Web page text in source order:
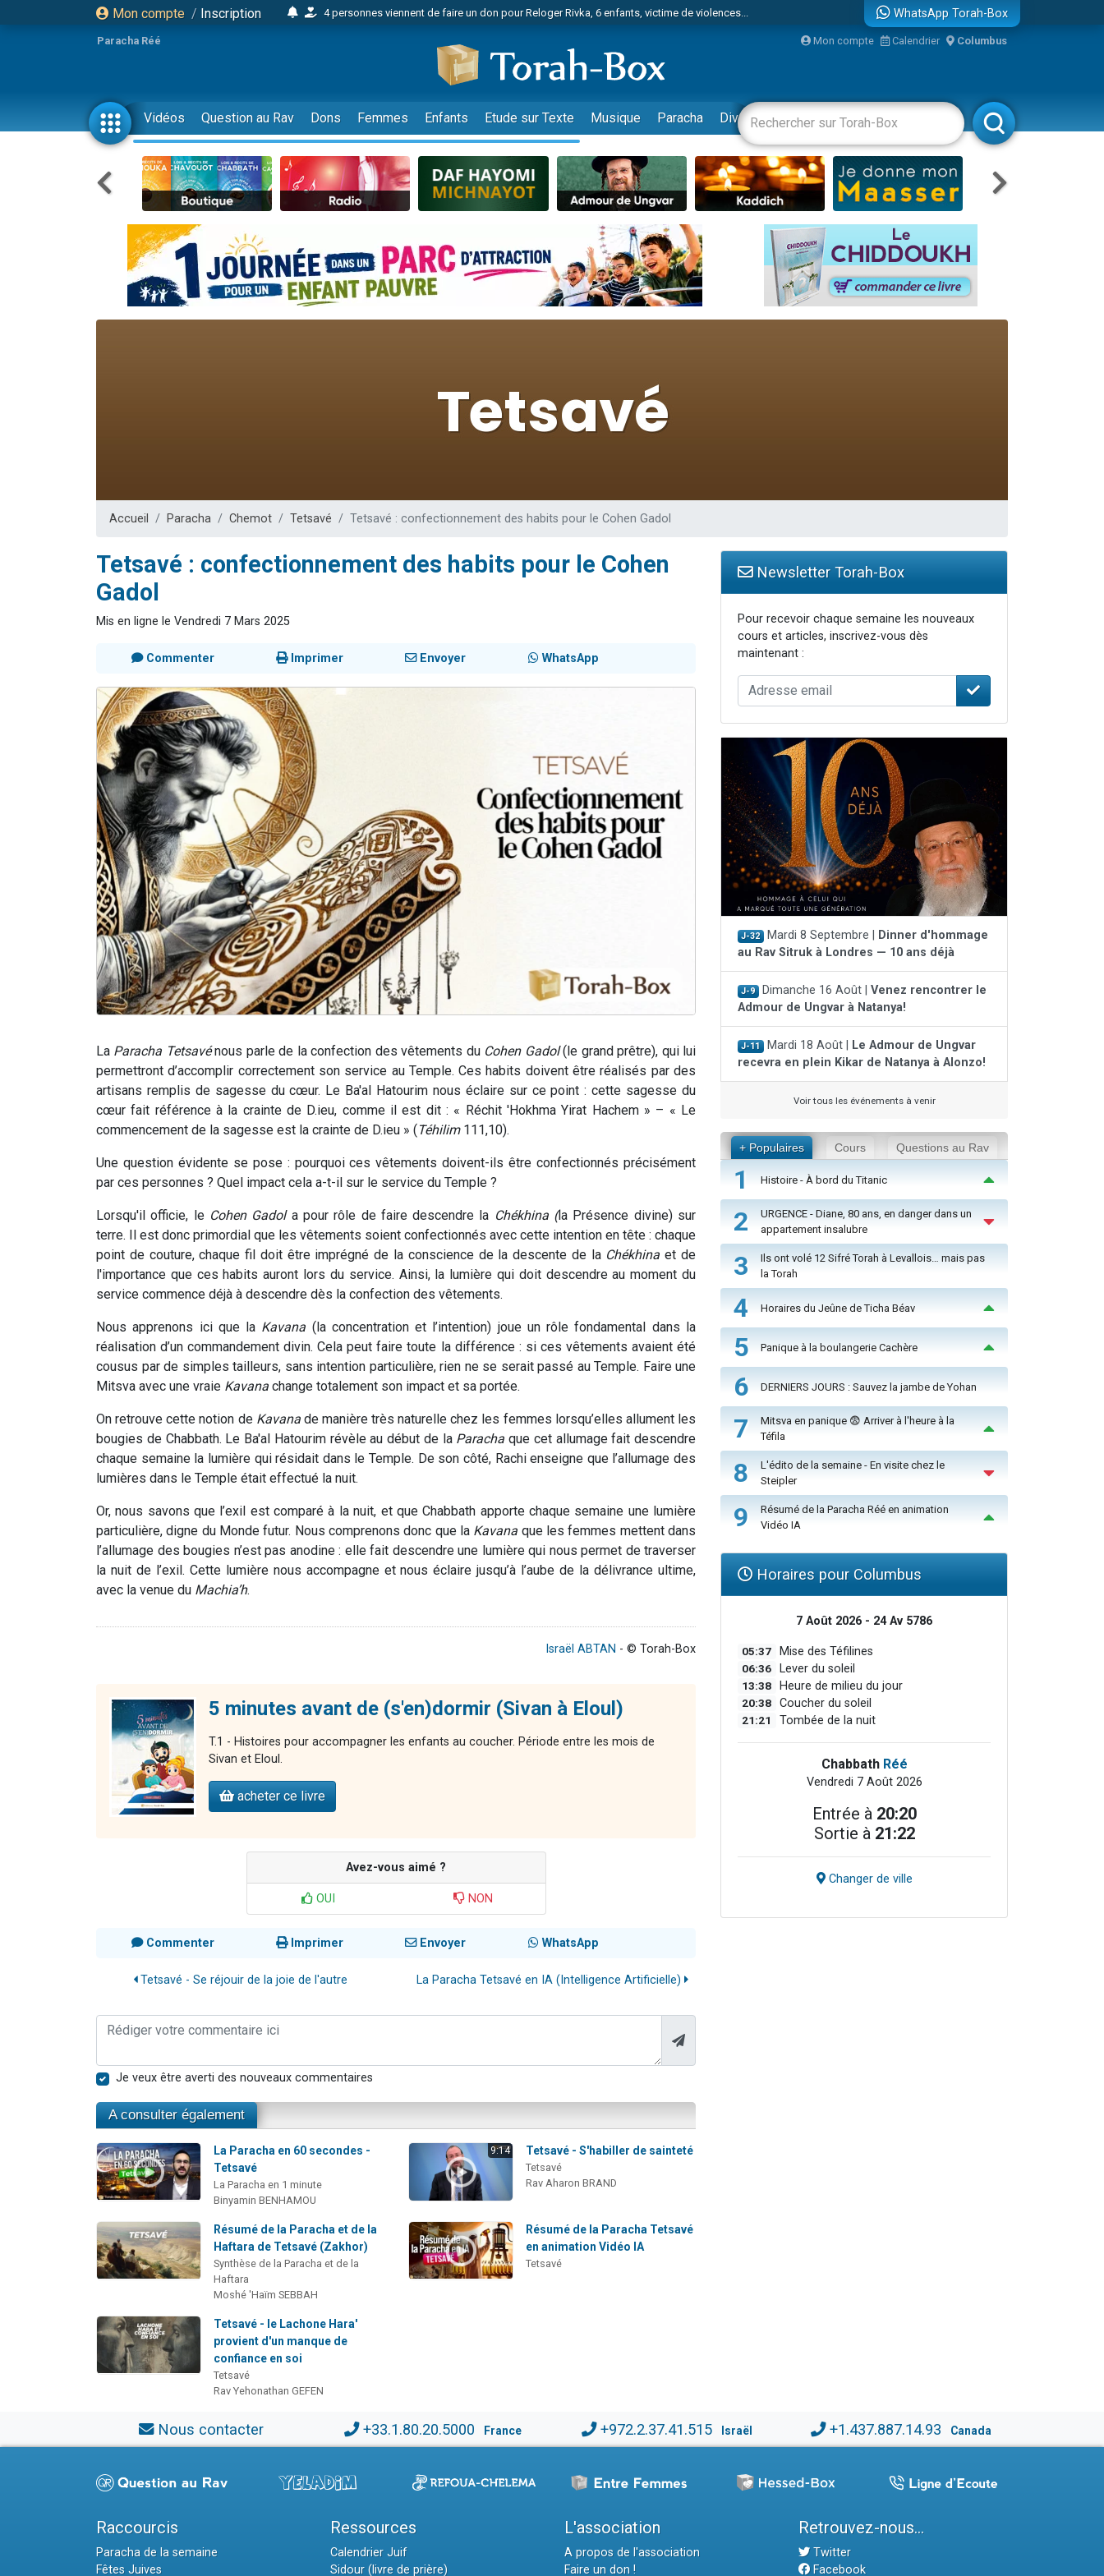
Mon compte / Inscription
4 personnes viennent de faire un don pour Reloger Rivka, 6 enfants, victime de violences...
17 personnes viennent de demander une bénédiction
4 personnes viennent de nous rejoindre sur WhatsApp
Il reste 49 places pour étudier en groupe sur Zoom
23 personnes viennent de faire un don pour Diane, 80 ans, dans un appartement insalubre
Eva vient de donner son Maasser
4 personnes viennent de nous rejoindre sur WhatsApp
3 personnes viennent de nous rejoindre sur WhatsApp
3 personnes viennent de faire un don pour 5 jours de vacances aux Orphelins
Odaya vient de donner son Maasser
2 personnes viennent de nous rejoindre sur WhatsApp
13 personnes viennent de demander une bénédiction
3 personnes viennent de nous rejoindre sur WhatsApp
2 personnes viennent de nous rejoindre sur WhatsApp
WhatsApp Torah-Box
Paracha Réé Mon compte Calendrier Columbus
Vidéos Question au Rav Dons Femmes Enfants Etude sur Texte Musique Paracha Divertissements Livres Rabbanim
Accueil Paracha Chemot Tetsavé Tetsavé : confectionnement des habits pour le Cohen Gadol
Tetsavé : confectionnement des habits pour le Cohen
Gadol
Mis en ligne le Vendredi 7 Mars 2025
Commenter Imprimer Envoyer WhatsApp
La Paracha Tetsavénous parle de la confection des vêtements duCohen Gadol(le grand prêtre), qui lui
permettront d’accomplir correctement son service au Temple. Ces habits doivent être réalisés par des
artisans remplis de sagesse du cœur. Le Ba'al Hatourim nous éclaire sur ce point : cette sagesse du
cœur fait référence à la crainte de D.ieu, comme il est dit : « Réchit 'Hokhma Yirat Hachem » – « Le
commencement de la sagesse est la crainte de D.ieu » ( Téhilim111,10).
Une question évidente se pose : pourquoi ces vêtements doivent-ils être confectionnés précisément
par ces personnes ? Quel impact cela a-t-il sur le service du Temple ?
Lorsqu'il officie, leCohen Gadola pour rôle de faire descendre la Chékhina (la Présence divine) sur
terre. Il est donc primordial que les vêtements soient confectionnés avec cette intention en tête : chaque
point de couture, chaque fil doit être imprégné de la conscience de la descente de la Chékhina et de
l'importance que ces habits auront lors du service. Ainsi, la lumière qui doit descendre au moment du
service commence déjà à descendre dès la confection des vêtements.
Nous apprenons ici que la Kavana (la concentration et l’intention) joue un rôle fondamental dans la
réalisation d’un commandement divin. Cela peut faire toute la différence : si ces vêtements avaient été
cousus par de simples tailleurs, sans intention particulière, rien ne se serait passé au Temple. Faire une
Mitsva avec une vraie Kavana change totalement son impact et sa portée.
On retrouve cette notion de Kavanade manière très naturelle chez les femmes lorsqu’elles allument les
bougies de Chabbath. Le Ba'al Hatourim révèle au début de la Paracha que cet allumage fait descendre
chaque semaine la lumière qui résidait dans le Temple. De son côté, Rachi enseigne que l’allumage des
lumières dans le Temple était effectué la nuit.
Or, nous savons que l’exil est comparé à la nuit, et que Chabbath apporte chaque semaine une lumière
particulière, digne du Monde futur. Nous comprenons donc que la Kavana que les femmes mettent dans
l’allumage des bougies n’est pas anodine : elle fait descendre une lumière qui nous permet de traverser
la nuit de l’exil. Cette lumière nous accompagne et nous éclaire jusqu’à l’aube de la délivrance ultime,
avec la venue du Machia’h.
Israël ABTAN - © Torah-Box
5 minutes avant de (s'en)dormir (Sivan à Eloul)
T.1 - Histoires pour accompagner les enfants au coucher. Période entre les mois de
Sivan et Eloul.
acheter ce livre
Avez-vous aimé ?
OUI NON
Commenter Imprimer Envoyer WhatsApp
Tetsavé - Se réjouir de la joie de l'autre La Paracha Tetsavé en IA (Intelligence Artificielle)
Je veux être averti des nouveaux commentaires
A consulter également
La Paracha en 60 secondes -
Tetsavé
La Paracha en 1 minute
Binyamin BENHAMOU
9:14 Tetsavé - S'habiller de sainteté
Tetsavé
Rav Aharon BRAND
Résumé de la Paracha et de la
Haftara de Tetsavé (Zakhor)
Synthèse de la Paracha et de la
Haftara
Moshé 'Haïm SEBBAH
Résumé de la Paracha Tetsavé
en animation Vidéo IA
Tetsavé
Tetsavé - le Lachone Hara'
provient d'un manque de
confiance en soi
Tetsavé
Rav Yehonathan GEFEN
Newsletter Torah-Box
Pour recevoir chaque semaine les nouveaux
cours et articles, inscrivez-vous dès
maintenant :
J-32 Mardi 8 Septembre |
Dinner d'hommage
au Rav Sitruk à Londres — 10 ans déjà
J-9 Dimanche 16 Août | Venez rencontrer le
Admour de Ungvar à Natanya!
J-11 Mardi 18 Août |
Le Admour de Ungvar
recevra en plein Kikar de Natanya à Alonzo!
Voir tous les événements à venir
+ Populaires Cours Questions au Rav
1 Histoire - À bord du Titanic
2
URGENCE - Diane, 80 ans, en danger dans un
appartement insalubre
3
Ils ont volé 12 Sifré Torah à Levallois… mais pas
la Torah
4 Horaires du Jeûne de Ticha Béav
5 Panique à la boulangerie Cachère
6 DERNIERS JOURS : Sauvez la jambe de Yohan
7
Mitsva en panique 😨 Arriver à l'heure à la
Téfila
8
L'édito de la semaine - En visite chez le
Steipler
9
Résumé de la Paracha Réé en animation
Vidéo IA
Horaires pour Columbus
7 Août 2026 - 24 Av 5786
05:37 Mise des Téfilines
06:36 Lever du soleil
13:38 Heure de milieu du jour
20:38 Coucher du soleil
21:21 Tombée de la nuit
Chabbath Réé
Vendredi 7 Août 2026
Entrée à 20:20
Sortie à 21:22
Changer de ville
Nous contacter +33.1.80.20.5000 France +972.2.37.41.515 Israël +1.437.887.14.93 Canada
Raccourcis
Paracha de la semaine
Fêtes Juives
Ressources
Calendrier Juif
Sidour (livre de prière)
L'association
A propos de l'association
Faire un don !
Retrouvez-nous...
Twitter
Facebook